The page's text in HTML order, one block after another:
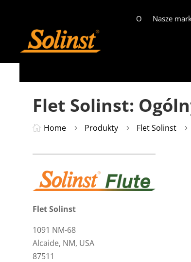
O Nasze
Flet Solinst:
 Home 5 Produkty 5 Flet Solinst 5
Flet Solinst
1091 NM-68
Alcaide, NM, USA
87511